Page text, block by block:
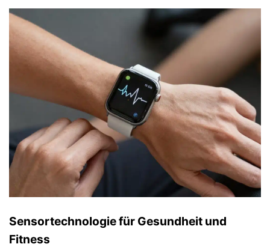
Sensortechnologie für Gesundheit und
Fitness